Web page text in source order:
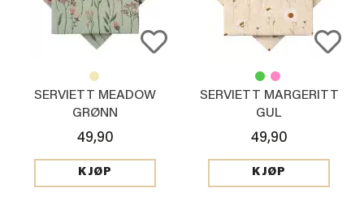
SERVIETT MEADOW
GRØNN
49,90
KJØP
SERVIETT MARGERITT
GUL
49,90
KJØP